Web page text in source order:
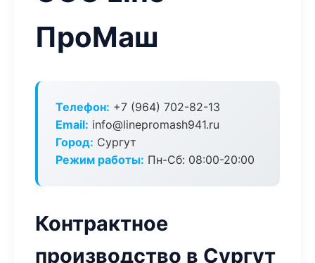
ПроМаш
Телефон: +7 (964) 702-82-13
Email: info@linepromash941.ru
Город: Сургут
Режим работы: Пн-Сб: 08:00-20:00
Контрактное
производство в Сургут